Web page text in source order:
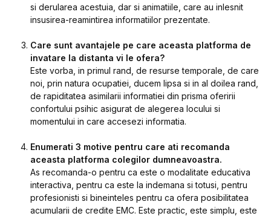
si derularea acestuia, dar si animatiile, care au inlesnit
insusirea-reamintirea informatiilor prezentate.
Care sunt avantajele pe care aceasta platforma de
invatare la distanta vi le ofera?
Este vorba, in primul rand, de resurse temporale, de care
noi, prin natura ocupatiei, ducem lipsa si in al doilea rand,
de rapiditatea asimilarii informatiei din prisma oferirii
confortului psihic asigurat de alegerea locului si
momentului in care accesezi informatia.
Enumerati 3 motive pentru care ati recomanda
aceasta platforma colegilor dumneavoastra.
As recomanda-o pentru ca este o modalitate educativa
interactiva, pentru ca este la indemana si totusi, pentru
profesionisti si bineinteles pentru ca ofera posibilitatea
acumularii de credite EMC. Este practic, este simplu, este